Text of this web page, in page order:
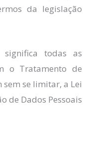
da legislação
significa todas as
o Tratamento de
se limitar, a Lei
de Dados Pessoais